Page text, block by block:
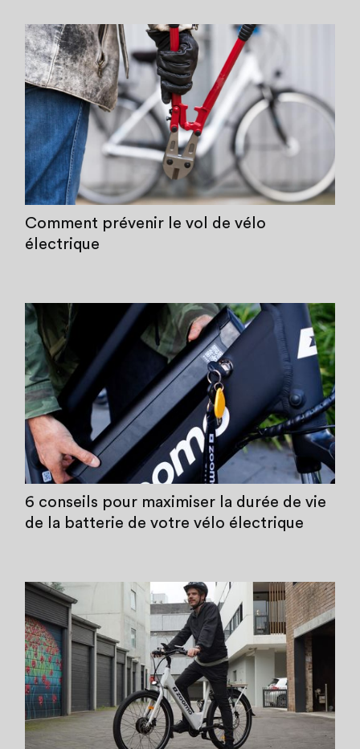
Comment prévenir le vol de vélo
électrique
6 conseils pour maximiser la durée de vie
de la batterie de votre vélo électrique